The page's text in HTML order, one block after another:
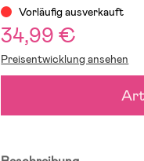
Vorläufig ausverkauft
34,99 €
Preisentwicklung ansehen